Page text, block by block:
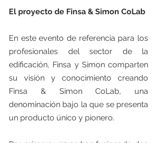
El proyecto de Finsa & Simon CoLab
En este evento de referencia para los
profesionales del sector de la
edificación, Finsa y Simon comparten
su visión y conocimiento creando
Finsa & Simon CoLab, una
denominación bajo la que se presenta
un producto único y pionero.